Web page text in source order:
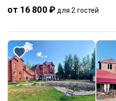
от 16 800 ₽ для 2 гостей